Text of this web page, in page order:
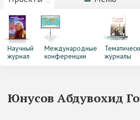
Научный
журнал
Международные
конференции
журналы
Юнусов Абдувохид